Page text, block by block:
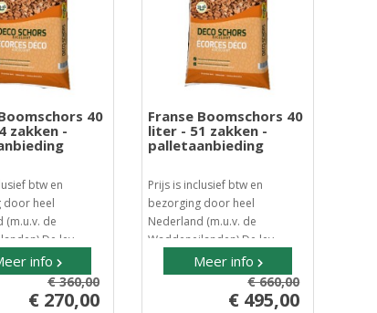
40
zakken -
btw en
door heel
(m.u.v. de
De lev..
info
€ 360,00
€ 270,00
Franse Boomschors 40
liter - 51 zakken -
palletaanbieding
Prijs is inclusief btw en
bezorging door heel
Nederland (m.u.v. de
Waddeneilanden) De lev..
Meer info
€ 660,00
€ 495,00